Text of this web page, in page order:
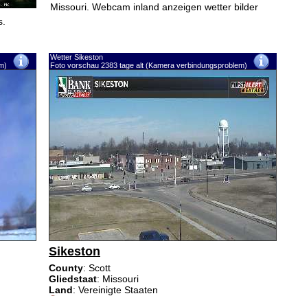
Missouri. Webcam inland anzeigen wetter bilder
Wetter Sikeston
Foto vorschau 2383 tage alt (Kamera verbindungsproblem)
Sikeston
County: Scott
Gliedstaat: Missouri
Land: Vereinigte Staaten